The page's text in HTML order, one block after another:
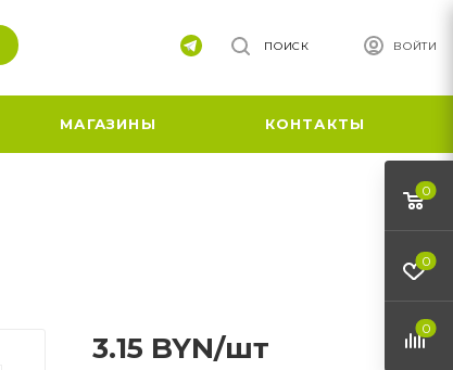
ВОЙТИ
ПОИСК
МАГАЗИНЫ КОНТАКТЫ
3.15 BYN/шт
0
0
0